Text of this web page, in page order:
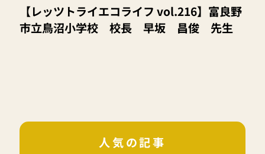
【レッツトライエコライフ vol.216】富良野
市立鳥沼小学校 校長 早坂 昌俊 先生
人気の記事